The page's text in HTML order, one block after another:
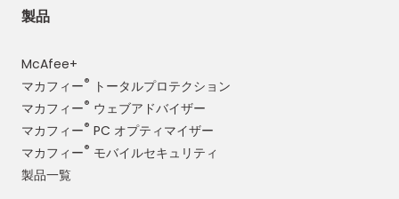
製品
McAfee+
マカフィー®
トータルプロテクション
マカフィー® ウェブアドバイザー
マカフィー® PC オプティマイザー
マカフィー® モバイルセキュリティ
製品一覧